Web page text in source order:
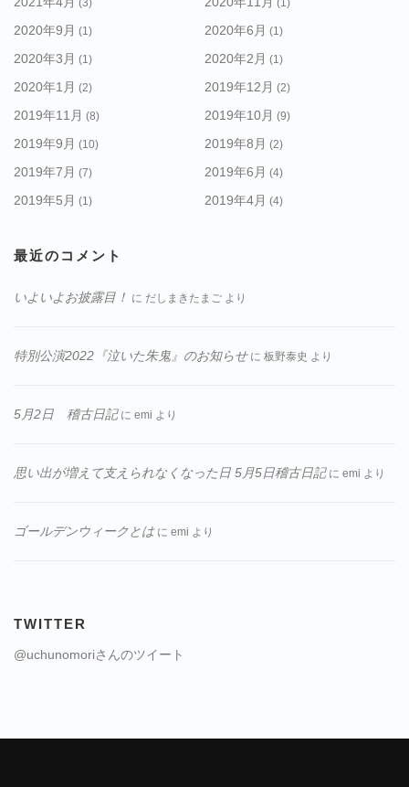
(3) (1)
2020年9月 (1) 2020年6月 (1)
2020年3月 (1) 2020年2月 (1)
2020年1月 (2) 2019年12月 (2)
2019年11月 (8) 2019年10月 (9)
2019年9月 (10) 2019年8月 (2)
2019年7月 (7) 2019年6月 (4)
2019年5月 (1) 2019年4月 (4)
最近のコメント
いよいよお披露目！ に だしまきたまご より
特別公演2022『泣いた朱鬼』のお知らせに 板野泰史 より
5月2日 稽古日記に emi より
思い出が増えて支えられなくなった日 5月5日稽古日記に emi より
ゴールデンウィークとはに emi より
TWITTER
@uchunomoriさんのツイート